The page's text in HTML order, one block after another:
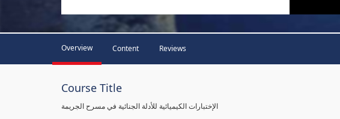
Overview Content Reviews
Course Title
الإختبارات الكيميائية للأدلة الجنائية في مسرح الجريمة